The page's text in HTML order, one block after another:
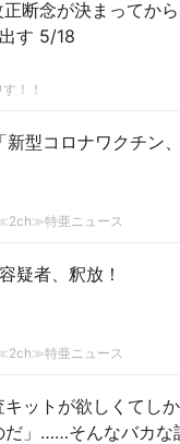
長だけ！」と言い出す 5/18
！！
新型コロナワクチ
特亜ニュース
疑者、釈放！
特亜ニュース
ットが欲しくてし
」……そんなバカな